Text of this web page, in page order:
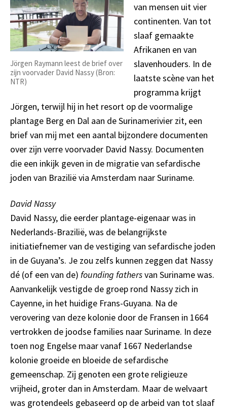
Jörgen Raymann leest de brief over
zijn voorvader David Nassy (Bron:
NTR)
van mensen uit vier
continenten. Van tot
slaaf gemaakte
Afrikanen en van
slavenhouders. In de
laatste scène van het
programma krijgt
Jörgen, terwijl hij in het resort op de voormalige
plantage Berg en Dal aan de Surinamerivier zit, een
brief van mij met een aantal bijzondere documenten
over zijn verre voorvader David Nassy. Documenten
die een inkijk geven in de migratie van sefardische
joden van Brazilië via Amsterdam naar Suriname.
David Nassy
David Nassy, die eerder plantage-eigenaar was in
Nederlands-Brazilië, was de belangrijkste
initiatiefnemer van de vestiging van sefardische joden
in de Guyana’s. Je zou zelfs kunnen zeggen dat Nassy
dé (of een van de) founding fathersvan Suriname was.
Aanvankelijk vestigde de groep rond Nassy zich in
Cayenne, in het huidige Frans-Guyana. Na de
verovering van deze kolonie door de Fransen in 1664
vertrokken de joodse families naar Suriname. In deze
toen nog Engelse maar vanaf 1667 Nederlandse
kolonie groeide en bloeide de sefardische
gemeenschap. Zij genoten een grote religieuze
vrijheid, groter dan in Amsterdam. Maar de welvaart
was grotendeels gebaseerd op de arbeid van tot slaaf